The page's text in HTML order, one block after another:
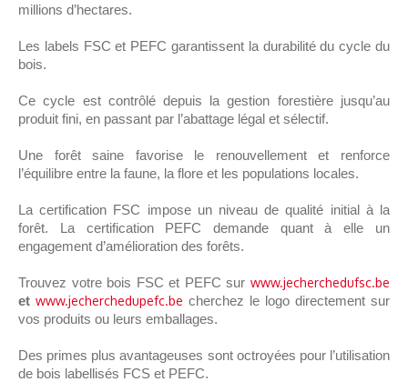
millions d’hectares.
Les labels FSC et PEFC garantissent la durabilité du cycle du
bois.
Ce cycle est contrôlé depuis la gestion forestière jusqu’au
produit fini, en passant par l’abattage légal et sélectif.
Une forêt saine favorise le renouvellement et renforce
l’équilibre entre la faune, la flore et les populations locales.
La certification FSC impose un niveau de qualité initial à la
forêt. La certification PEFC demande quant à elle un
engagement d’amélioration des forêts.
Trouvez votre bois FSC et PEFC sur www.jecherchedufsc.be
et www.jecherchedupefc.be cherchez le logo directement sur
vos produits ou leurs emballages.
Des primes plus avantageuses sont octroyées pour l’utilisation
de bois labellisés FCS et PEFC.